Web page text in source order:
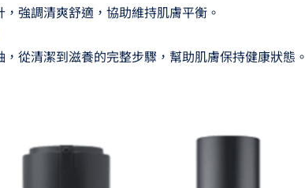
強調清爽舒適，協助維持肌膚平衡。
從清潔到滋養的完整步驟，幫助肌膚保持健康狀態。